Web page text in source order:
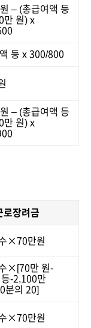
– (총급여액 등
만 원) x
등 x 300/800
– (총급여액 등
만 원) x
로장려금
×70만원
×[70만 원-
-2,100만
분의 20]
×70만원